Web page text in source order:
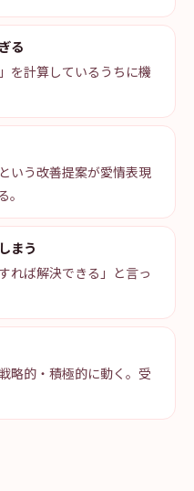
る
を計算しているうちに機
いう改善提案が愛情表現
まう
れば解決できる」と言っ
略的・積極的に動く。受